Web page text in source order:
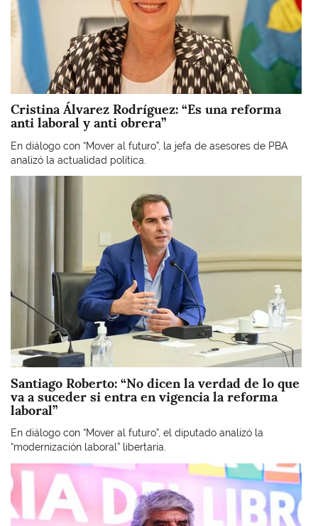
Cristina Álvarez Rodríguez: “Es una reforma
anti laboral y anti obrera”
En diálogo con “Mover al futuro”, la jefa de asesores de PBA
analizó la actualidad política.
Santiago Roberto: “No dicen la verdad de lo que
va a suceder si entra en vigencia la reforma
laboral”
En diálogo con “Mover al futuro”, el diputado analizó la
“modernización laboral” libertaria.
Imagen